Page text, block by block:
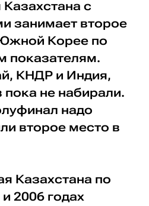
с
занимает второе
Корее по
показателям.
КНДР и Индия,
не набирали.
надо
второе место в
Казахстана по
2006 годах